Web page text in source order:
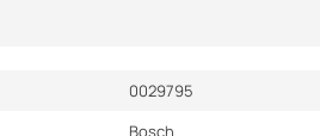
0029795
Bosch